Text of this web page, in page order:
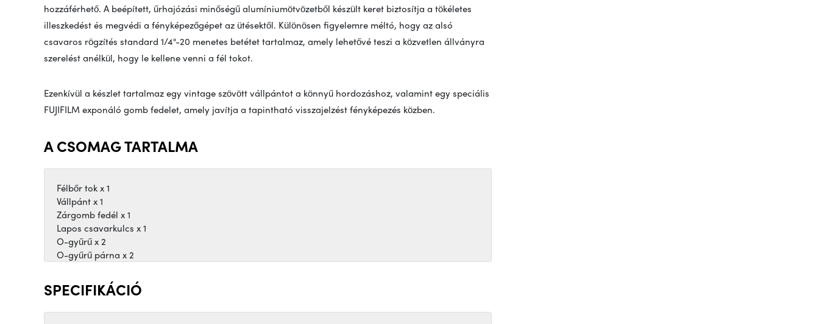
hozzáférhető. A beépített, űrhajózási minőségű alumíniumötvözetből készült keret biztosítja a tökéletes
illeszkedést és megvédi a fényképezőgépet az ütésektől. Különösen figyelemre méltó, hogy az alsó
csavaros rögzítés standard 1/4"-20 menetes betétet tartalmaz, amely lehetővé teszi a közvetlen állványra
szerelést anélkül, hogy le kellene venni a fél tokot.
Ezenkívül a készlet tartalmaz egy vintage szövött vállpántot a könnyű hordozáshoz, valamint egy speciális
FUJIFILM exponáló gomb fedelet, amely javítja a tapintható visszajelzést fényképezés közben.
A CSOMAG TARTALMA
Félbőr tok x 1
Vállpánt x 1
Zárgomb fedél x 1
Lapos csavarkulcs x 1
O-gyűrű x 2
O-gyűrű párna x 2
SPECIFIKÁCIÓ